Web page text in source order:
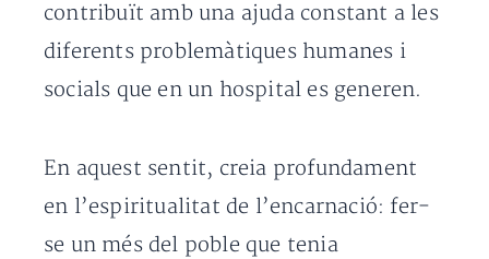
contribuït amb una ajuda constant a les
diferents problemàtiques humanes i
socials que en un hospital es generen.
En aquest sentit, creia profundament
en l’espiritualitat de l’encarnació: fer-
se un més del poble que tenia